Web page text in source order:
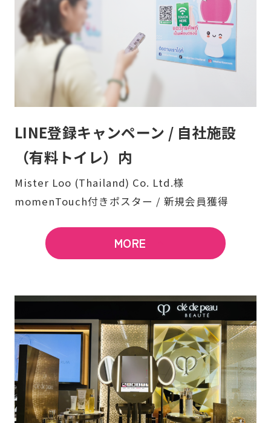
LINE登録キャンペーン / 自社施設
（有料トイレ）内
Mister Loo (Thailand) Co. Ltd.様
momenTouch付きポスター / 新規会員獲得
MORE